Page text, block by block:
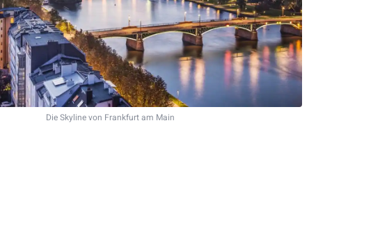
Die Skyline von Frankfurt am Main